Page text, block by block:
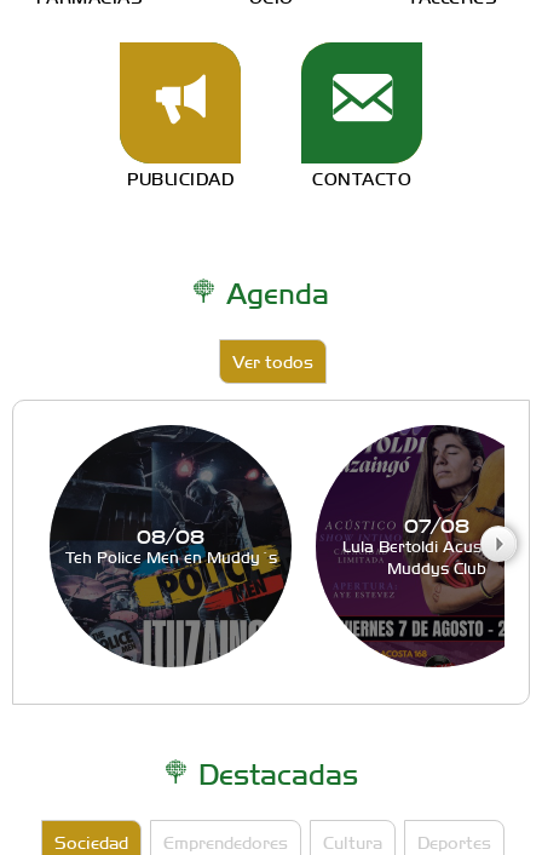
PUBLICIDAD CONTACTO
Agenda
Ver todos
08/08
Teh Police Men en Muddy´s
07/08
Lula Bertoldi Acustico en
Muddys Club
Destacadas
Sociedad Emprendedores Cultura Deportes